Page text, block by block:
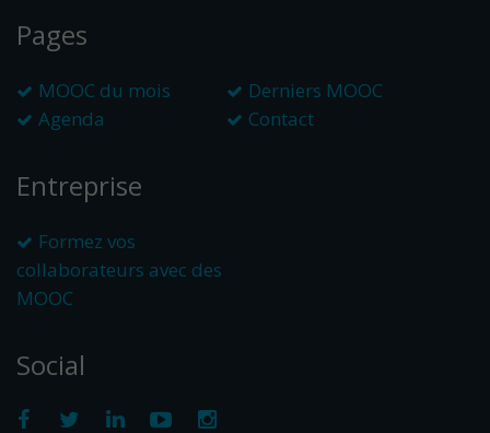
Pages
MOOC du mois
Derniers MOOC
Agenda
Contact
Entreprise
Formez vos
collaborateurs avec des
MOOC
Social